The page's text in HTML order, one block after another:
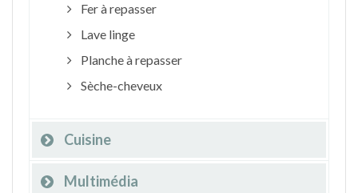
Fer à repasser
Lave linge
Planche à repasser
Sèche-cheveux
Cuisine
Multimédia